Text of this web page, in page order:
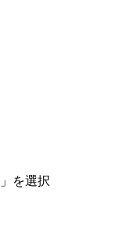
を選択